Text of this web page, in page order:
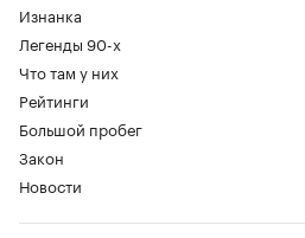
Изнанка
Легенды 90-х
Что там у них
Рейтинги
Большой пробег
Закон
Новости